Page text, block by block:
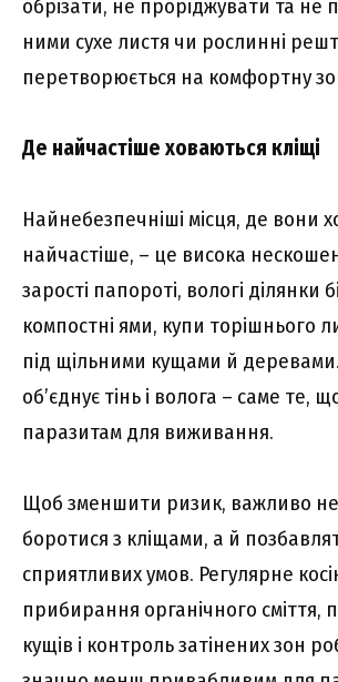
обрізати, не проріджувати та не
ними сухе листя чи рослинні
перетворюється на комфортну
Де найчастіше ховаються кліщі
Найнебезпечніші місця, де вони
найчастіше, – це висока
зарості папороті, вологі ділянки
компостні ями, купи торішнього
під щільними кущами й деревами.
об’єднує тінь і волога – саме те,
паразитам для виживання.
Щоб зменшити ризик, важливо
боротися з кліщами, а й
сприятливих умов. Регулярне
прибирання органічного сміття,
кущів і контроль затінених зон